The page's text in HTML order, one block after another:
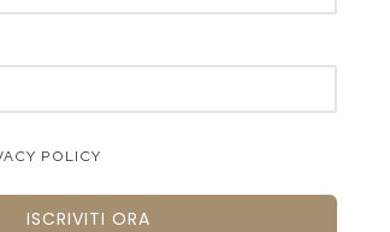
POLICY
ISCRIVITI ORA